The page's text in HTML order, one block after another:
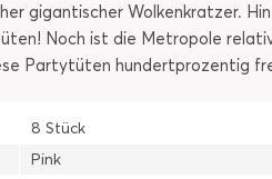
gigantischer Wolkenkratzer.
Noch ist die Metropole
Partytüten hundertprozentig
8 Stück
Pink